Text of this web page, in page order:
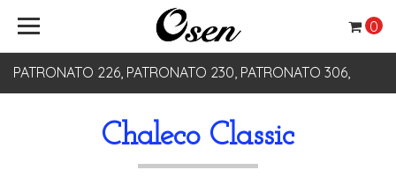
PATRONATO 226, PATRONATO 230, PATRONATO 306,
0
Chaleco Classic